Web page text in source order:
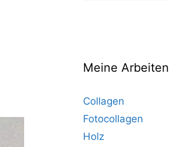
Meine Arbeiten
Collagen
Fotocollagen
Holz